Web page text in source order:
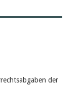
der